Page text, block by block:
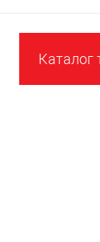
Каталог